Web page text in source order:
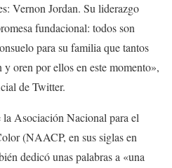
Vernon Jordan. Su liderazgo
fundacional: todos son
para su familia que tantos
oren por ellos en este momento»,
de Twitter.
Asociación Nacional para el
(NAACP, en sus siglas en
dedicó unas palabras a «una